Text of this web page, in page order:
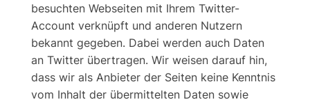
besuchten Webseiten mit Ihrem Twitter-
Account verknüpft und anderen Nutzern
bekannt gegeben. Dabei werden auch Daten
an Twitter übertragen. Wir weisen darauf hin,
dass wir als Anbieter der Seiten keine Kenntnis
vom Inhalt der übermittelten Daten sowie